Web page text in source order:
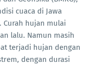
cuaca di Jawa
Curah hujan mulai
lalu. Namun masih
terjadi hujan dengan
dengan durasi